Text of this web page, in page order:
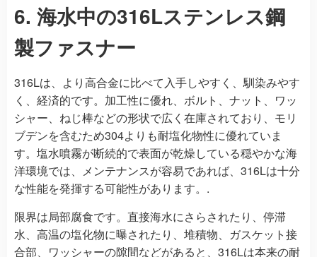
6. 海水中の316Lステンレス鋼
製ファスナー
316Lは、より高合金に比べて入手しやすく、馴染みやす
く、経済的です。加工性に優れ、ボルト、ナット、ワッ
シャー、ねじ棒などの形状で広く在庫されており、モリ
ブデンを含むため304よりも耐塩化物性に優れていま
す。塩水噴霧が断続的で表面が乾燥している穏やかな海
洋環境では、メンテナンスが容易であれば、316Lは十分
な性能を発揮する可能性があります。.
限界は局部腐食です。直接海水にさらされたり、停滞
水、高温の塩化物に曝されたり、堆積物、ガスケット接
合部、ワッシャーの隙間などがあると、316Lは本来の耐